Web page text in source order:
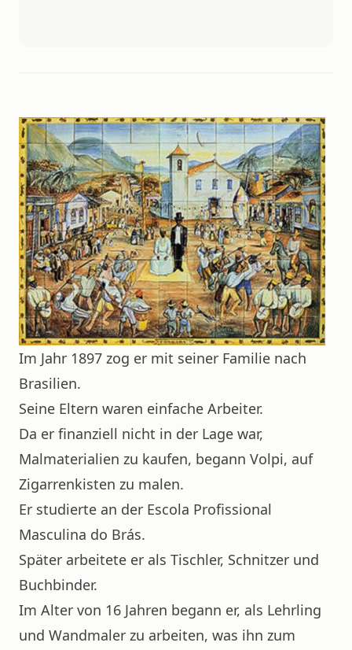
Im Jahr 1897 zog er mit seiner Familie nach
Brasilien.
Seine Eltern waren einfache Arbeiter.
Da er finanziell nicht in der Lage war,
Malmaterialien zu kaufen, begann Volpi, auf
Zigarrenkisten zu malen.
Er studierte an der Escola Profissional
Masculina do Brás.
Später arbeitete er als Tischler, Schnitzer und
Buchbinder.
Im Alter von 16 Jahren begann er, als Lehrling
und Wandmaler zu arbeiten, was ihn zum